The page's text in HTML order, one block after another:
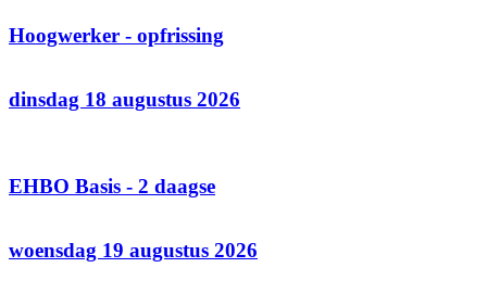
Hoogwerker - opfrissing
dinsdag 18 augustus 2026
EHBO Basis - 2 daagse
woensdag 19 augustus 2026